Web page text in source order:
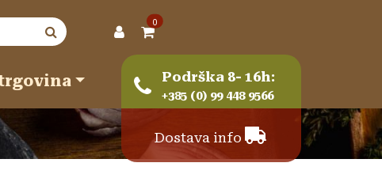
0
Podrška 8- 16h:
+385 (0) 99 448 9566
Dostava info